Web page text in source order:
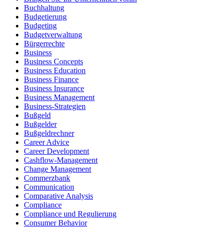
Buchhaltung
Budgetierung
Budgeting
Budgetverwaltung
Bürgerrechte
Business
Business Concepts
Business Education
Business Finance
Business Insurance
Business Management
Business-Strategien
Bußgeld
Bußgelder
Bußgeldrechner
Career Advice
Career Development
Cashflow-Management
Change Management
Commerzbank
Communication
Comparative Analysis
Compliance
Compliance und Regulierung
Consumer Behavior